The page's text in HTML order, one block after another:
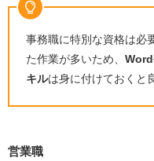
FP技能士
栄養士資格
保育士資格
医療事務
登録販売者
事務職に特別な資格は必
た作業が多いため、 Word
キルは身に付けておくと
営業職